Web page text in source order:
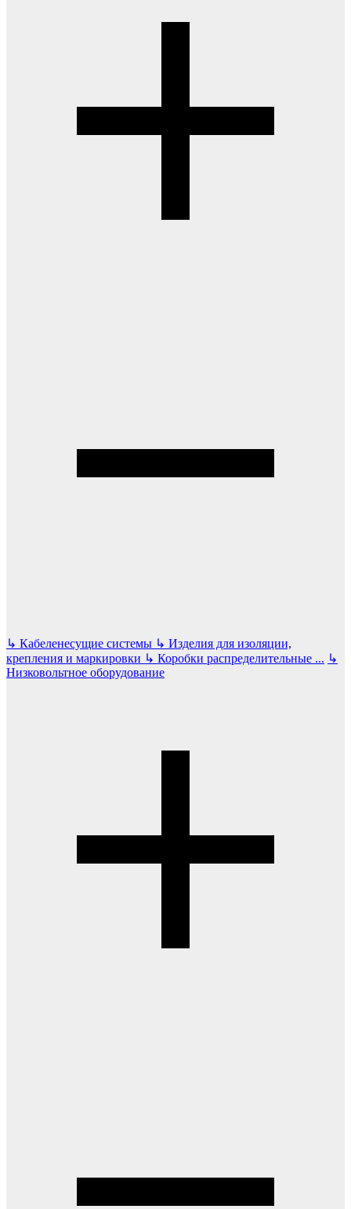
↳ Кабеленесущие системы ↳ Изделия для изоляции,
крепления и маркировки ↳ Коробки распределительные ... ↳
Низковольтное оборудование